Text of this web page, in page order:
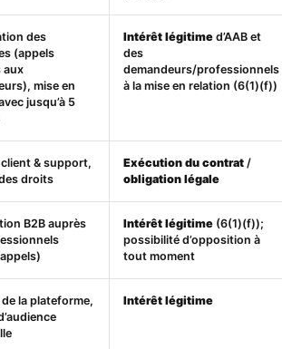
des
(appels
aux
mise en
jusqu’à 5
Intérêt légitime d’AAB et
des
demandeurs/professionnels
à la mise en relation (6(1)(f))
& support,
droits
Exécution du contrat /
obligation légale
B2B auprès
Intérêt légitime (6(1)(f));
possibilité d’opposition à
tout moment
la plateforme,
Intérêt légitime